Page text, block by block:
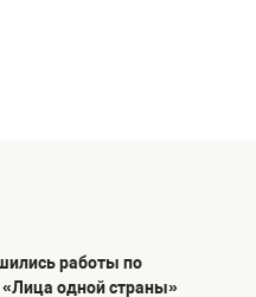
работы по
одной страны»